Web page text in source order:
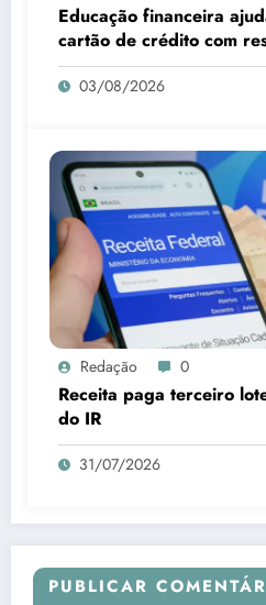
Educação financeira
cartão de crédito com
03/08/2026
Redação 0
Receita paga terceiro
do IR
31/07/2026
PUBLICAR